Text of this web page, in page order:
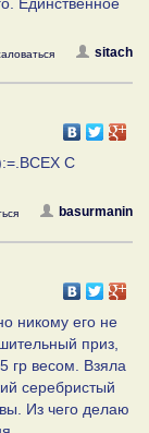
sitach
С
basurmanin
никому его не
приз,
гр весом. Взяла
серебристый
Из чего делаю